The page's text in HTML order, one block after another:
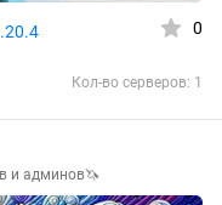
0
Кол-во серверов: 1
и админов🦄